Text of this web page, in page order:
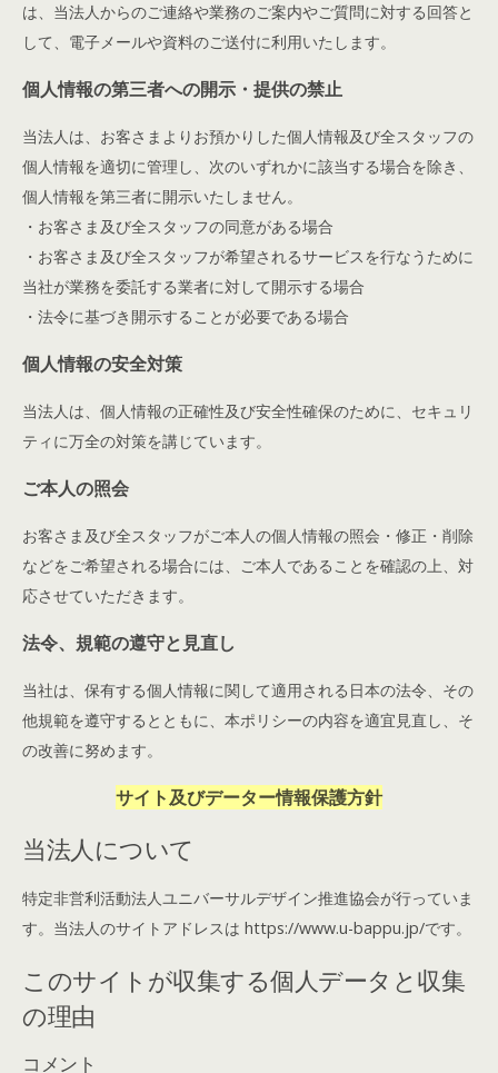
は、当法人からのご連絡や業務のご案内やご質問に対する回答と
して、電子メールや資料のご送付に利用いたします。
個人情報の第三者への開示・提供の禁止
当法人は、お客さまよりお預かりした個人情報及び全スタッフの
個人情報を適切に管理し、次のいずれかに該当する場合を除き、
個人情報を第三者に開示いたしません。
・お客さま及び全スタッフの同意がある場合
・お客さま及び全スタッフが希望されるサービスを行なうために
当社が業務を委託する業者に対して開示する場合
・法令に基づき開示することが必要である場合
個人情報の安全対策
当法人は、個人情報の正確性及び安全性確保のために、セキュリ
ティに万全の対策を講じています。
ご本人の照会
お客さま及び全スタッフがご本人の個人情報の照会・修正・削除
などをご希望される場合には、ご本人であることを確認の上、対
応させていただきます。
法令、規範の遵守と見直し
当社は、保有する個人情報に関して適用される日本の法令、その
他規範を遵守するとともに、本ポリシーの内容を適宜見直し、そ
の改善に努めます。
サイト及びデーター情報保護方針
当法人について
特定非営利活動法人ユニバーサルデザイン推進協会が行っていま
す。当法人のサイトアドレスは https://www.u-bappu.jp/です。
このサイトが収集する個人データと収集
の理由
コメント